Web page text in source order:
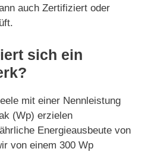
auch Zertifiziert oder
sich ein
mit einer Nennleistung
(Wp) erzielen
Energieausbeute von
von einem 300 Wp